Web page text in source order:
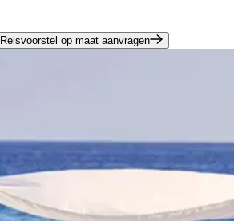
Reisvoorstel op maat aanvragen